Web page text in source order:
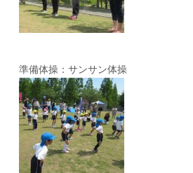
準備体操：サンサン体操